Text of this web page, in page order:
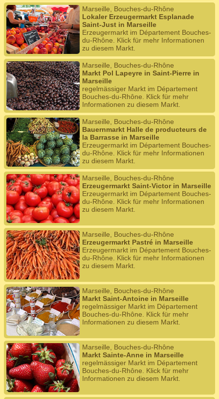
Marseille, Bouches-du-Rhône
Lokaler Erzeugermarkt Esplanade
Saint-Just in Marseille
Erzeugermarkt im Département Bouches-
du-Rhône. Klick für mehr Informationen
zu diesem Markt.
Marseille, Bouches-du-Rhône
Markt Pol Lapeyre in Saint-Pierre in
Marseille
regelmässiger Markt im Département
Bouches-du-Rhône. Klick für mehr
Informationen zu diesem Markt.
Marseille, Bouches-du-Rhône
Bauernmarkt Halle de producteurs de
la Barrasse in Marseille
Erzeugermarkt im Département Bouches-
du-Rhône. Klick für mehr Informationen
zu diesem Markt.
Marseille, Bouches-du-Rhône
Erzeugermarkt Saint-Victor in Marseille
Erzeugermarkt im Département Bouches-
du-Rhône. Klick für mehr Informationen
zu diesem Markt.
Marseille, Bouches-du-Rhône
Erzeugermarkt Pastré in Marseille
Erzeugermarkt im Département Bouches-
du-Rhône. Klick für mehr Informationen
zu diesem Markt.
Marseille, Bouches-du-Rhône
Markt Saint-Antoine in Marseille
regelmässiger Markt im Département
Bouches-du-Rhône. Klick für mehr
Informationen zu diesem Markt.
Marseille, Bouches-du-Rhône
Markt Sainte-Anne in Marseille
regelmässiger Markt im Département
Bouches-du-Rhône. Klick für mehr
Informationen zu diesem Markt.